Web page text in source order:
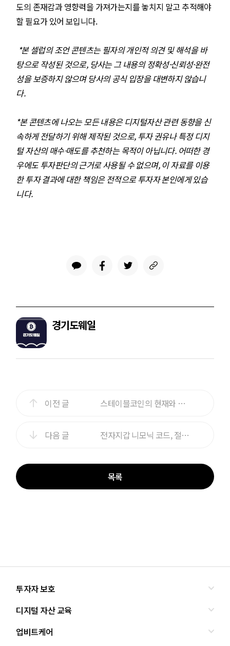
도의 존재감과 영향력을 가져가는지를 놓치지 말고 추적해야
할 필요가 있어 보입니다.
*본 셀럽의 조언 콘텐츠는 필자의 개인적 의견 및 해석을 바
탕으로 작성된 것으로, 당사는 그 내용의 정확성·신뢰성·완전
성을 보증하지 않으며 당사의 공식 입장을 대변하지 않습니
다.
*본 콘텐츠에 나오는 모든 내용은 디지털자산 관련 동향을 신
속하게 전달하기 위해 제작된 것으로, 투자 권유나 특정 디지
털 자산의 매수·매도를 추천하는 목적이 아닙니다. 어떠한 경
우에도 투자판단의 근거로 사용될 수 없으며, 이 자료를 이용
한 투자 결과에 대한 책임은 전적으로 투자자 본인에게 있습
니다.
경기도웨일
이전 글 스테이블코인의 현재와 미래(2)
다음 글 전자지갑 니모닉 코드, 절대 알려주면 안되는 이유
목록
투자자 보호
올바른 투자란?
투자사기 유형과 예방
디지털 자산 교육
교육
업비트케어